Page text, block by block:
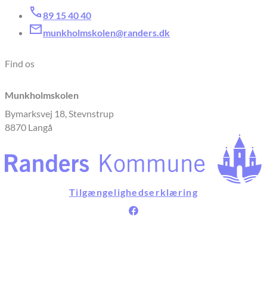
89 15 40 40
munkholmskolen@randers.dk
Find os
Munkholmskolen
Bymarksvej 18, Stevnstrup
8870 Langå
Tilgængelighedserklæring